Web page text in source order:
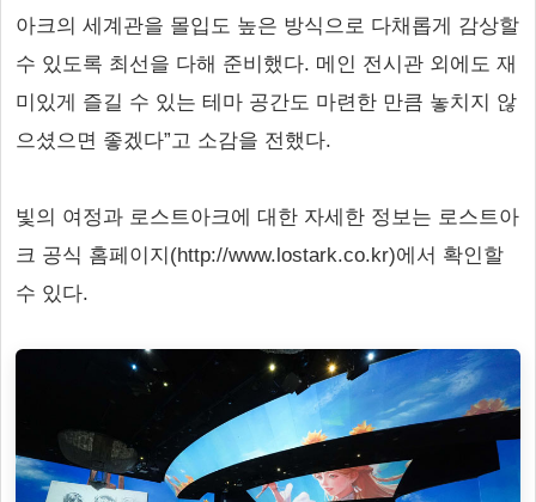
아크의 세계관을 몰입도 높은 방식으로 다채롭게 감상할
수 있도록 최선을 다해 준비했다. 메인 전시관 외에도 재
미있게 즐길 수 있는 테마 공간도 마련한 만큼 놓치지 않
으셨으면 좋겠다”고 소감을 전했다.
빛의 여정과 로스트아크에 대한 자세한 정보는 로스트아
크 공식 홈페이지(http://www.lostark.co.kr)에서 확인할
수 있다.